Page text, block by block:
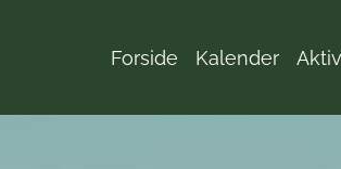
Forside Kalender